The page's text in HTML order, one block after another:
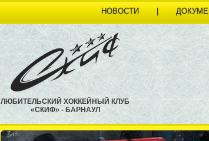
НОВОСТИ |
ЛЮБИТЕЛЬСКИЙ ХОККЕЙНЫЙ КЛУБ
«СКИФ» - БАРНАУЛ